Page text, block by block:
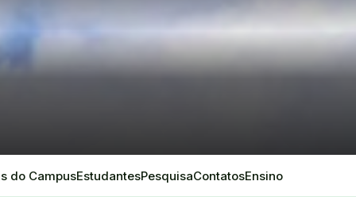
do CampusEstudantesPesquisaContatosEnsino